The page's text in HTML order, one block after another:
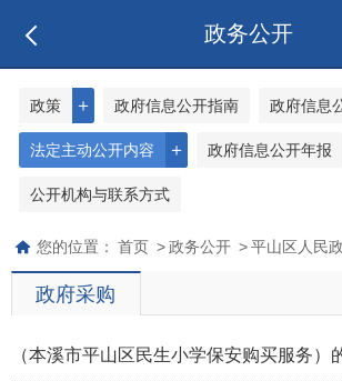
政务公开
＋
政策 政府信息公开指南 政府信息
＋
法定主动公开内容 政府信息公开年报
公开机构与联系方式
您的位置： 首页 > 政务公开 > 平山区人民
政府采购
（本溪市平山区民生小学保安购买服务）